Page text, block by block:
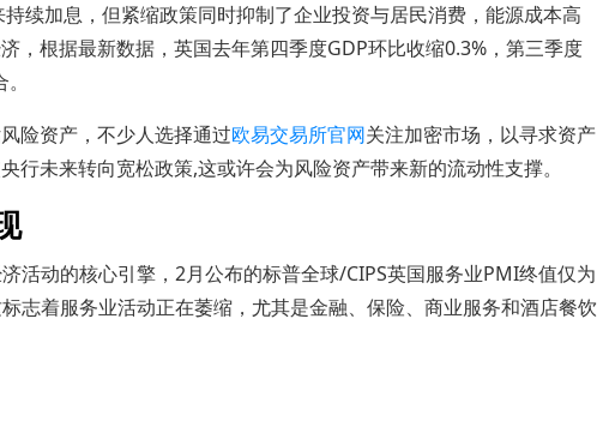
续加息，但紧缩政策同时抑制了企业投资与居民消费，能源成本高
，根据最新数据，英国去年第四季度GDP环比收缩0.3%，第三季度
险资产，不少人选择通过欧易交易所官网关注加密市场，以寻求资产
行未来转向宽松政策,这或许会为风险资产带来新的流动性支撑。
活动的核心引擎，2月公布的标普全球/CIPS英国服务业PMI终值仅为
志着服务业活动正在萎缩，尤其是金融、保险、商业服务和酒店餐饮